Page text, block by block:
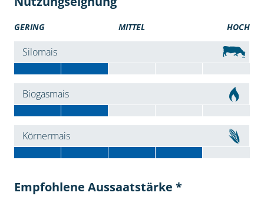
GERING MITTEL HOCH
Silomais
Biogasmais
Körnermais
Empfohlene Aussaatstärke *